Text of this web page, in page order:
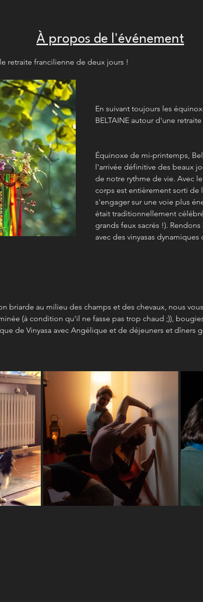
À propos de l'événement
retraite francilienne de deux jours !
En suivant toujours les
BELTAINE autour d'une
Équinoxe de mi-printemps,
l'arrivée définitive des beaux
de notre rythme de vie. Avec
corps est entièrement sorti de
s'engager sur une voie plus
était traditionnellement
grands feux sacrés !).
avec des vinyasas
briarde au milieu des champs et des chevaux, nous
(à condition qu'il ne fasse pas trop chaud ;)),
de Vinyasa avec Angélique et de déjeuners et dîners